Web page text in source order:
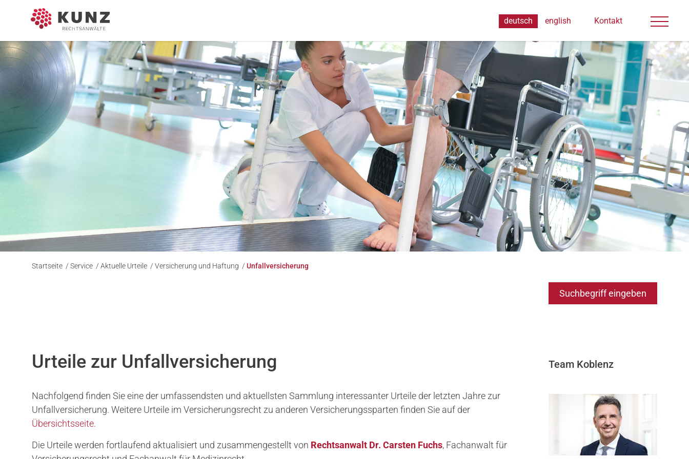
Kontakt
deutsch english
Startseite / Service / Aktuelle Urteile / Versicherung und Haftung / Unfallversicherung
Suchbegriff eingeben
Urteile zur Unfallversicherung
Nachfolgend finden Sie eine der umfassendsten und aktuellsten Sammlung interessanter Urteile der letzten Jahre zur
Unfallversicherung. Weitere Urteile im Versicherungsrecht zu anderen Versicherungssparten finden Sie auf der
Übersichtsseite.
Die Urteile werden fortlaufend aktualisiert und zusammengestellt von Rechtsanwalt Dr. Carsten Fuchs, Fachanwalt für
Team Koblenz